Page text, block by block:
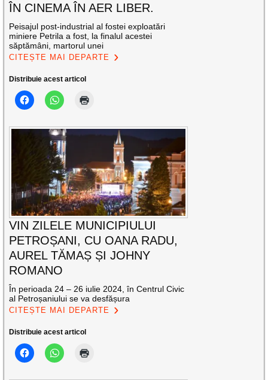
ÎN CINEMA ÎN AER LIBER.
Peisajul post-industrial al fostei exploatări
miniere Petrila a fost, la finalul acestei
săptămâni, martorul unei
CITEȘTE MAI DEPARTE
Distribuie acest articol
VIN ZILELE MUNICIPIULUI
PETROȘANI, CU OANA RADU,
AUREL TĂMAȘ ȘI JOHNY
ROMANO
În perioada 24 – 26 iulie 2024, în Centrul Civic
al Petroșaniului se va desfășura
CITEȘTE MAI DEPARTE
Distribuie acest articol